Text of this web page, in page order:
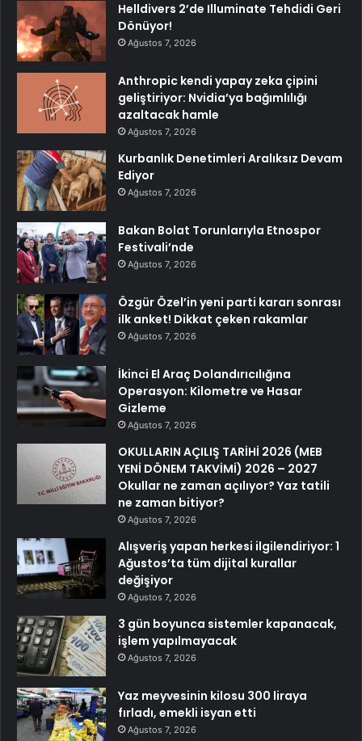
Helldivers 2’de Illuminate Tehdidi Geri
Dönüyor!
Ağustos 7, 2026
Anthropic kendi yapay zeka çipini
geliştiriyor: Nvidia’ya bağımlılığı
azaltacak hamle
Ağustos 7, 2026
Kurbanlık Denetimleri Aralıksız Devam
Ediyor
Ağustos 7, 2026
Bakan Bolat Torunlarıyla Etnospor
Festivali’nde
Ağustos 7, 2026
Özgür Özel’in yeni parti kararı sonrası
ilk anket! Dikkat çeken rakamlar
Ağustos 7, 2026
İkinci El Araç Dolandırıcılığına
Operasyon: Kilometre ve Hasar
Gizleme
Ağustos 7, 2026
OKULLARIN AÇILIŞ TARİHİ 2026 (MEB
YENİ DÖNEM TAKVİMİ) 2026 – 2027
Okullar ne zaman açılıyor? Yaz tatili
ne zaman bitiyor?
Ağustos 7, 2026
Alışveriş yapan herkesi ilgilendiriyor: 1
Ağustos’ta tüm dijital kurallar
değişiyor
Ağustos 7, 2026
3 gün boyunca sistemler kapanacak,
işlem yapılmayacak
Ağustos 7, 2026
Yaz meyvesinin kilosu 300 liraya
fırladı, emekli isyan etti
Ağustos 7, 2026